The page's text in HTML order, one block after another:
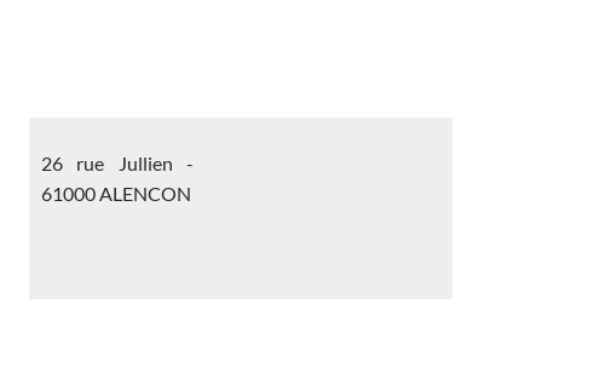
26 rue Jullien -
61000 ALENCON